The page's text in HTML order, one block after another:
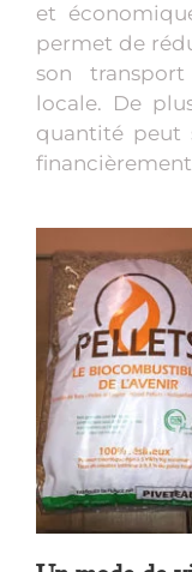
et
permet de
son
locale. De
quantité peut